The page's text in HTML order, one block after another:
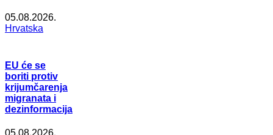
05.08.2026.
Hrvatska
EU će se
boriti protiv
krijumčarenja
migranata i
dezinformacija
05.08.2026.